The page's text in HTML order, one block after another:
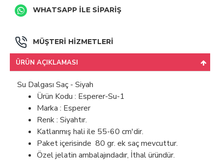
WHATSAPP İLE SİPARİŞ
MÜŞTERİ HİZMETLERİ
ÜRÜN AÇIKLAMASI
Su Dalgası Saç - Siyah
Ürün Kodu : Esperer-Su-1
Marka : Esperer
Renk : Siyahtır.
Katlanmış hali ile 55-60 cm'dir.
Paket içerisinde 80 gr. ek saç mevcuttur.
Özel jelatin ambalajındadır, İthal üründür.